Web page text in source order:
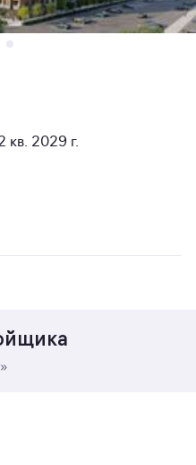
кв. 2029 г.